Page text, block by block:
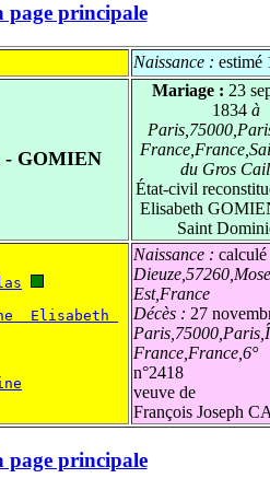
page principale
Naissance : estimé
GOMIEN
Mariage : 23
1834à
du Gros
État-civil
Elisabeth
Saint
Elisabeth
Naissance :
Est,France
Décès : 27
France,France,6°
n°2418
veuve de
François Joseph
page principale